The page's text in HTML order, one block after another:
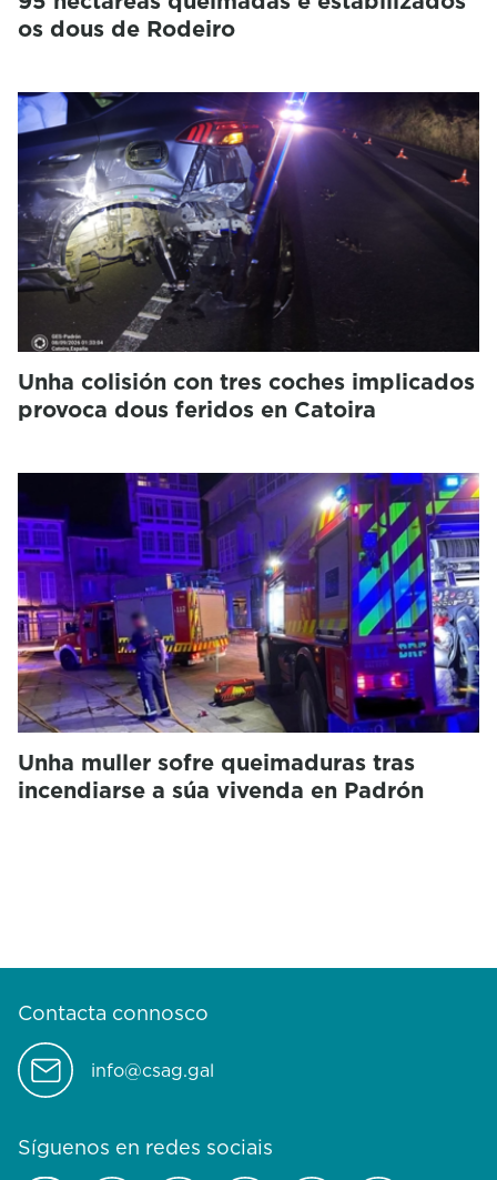
os dous de Rodeiro
Unha colisión con tres coches implicados
provoca dous feridos en Catoira
Unha muller sofre queimaduras tras
incendiarse a súa vivenda en Padrón
Contacta connosco
info@csag.gal
Síguenos en redes sociais